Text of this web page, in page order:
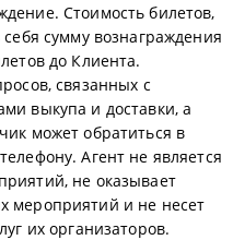
Стоимость билетов,
сумму вознаграждения
до Клиента.
связанных с
выкупа и доставки, а
может обратиться в
Агент не является
не оказывает
мероприятий и не несет
их организаторов.